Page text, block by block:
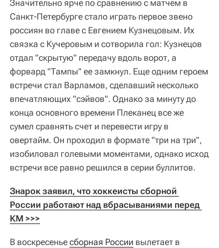
Значительно ярче по сравнению с матчем в
Санкт-Петербурге стало играть первое звено
россиян во главе с Евгением Кузнецовым. Их
связка с Кучеровым и сотворила гол: Кузнецов
отдал "скрытую" передачу вдоль ворот, а
форвард "Тампы" ее замкнул. Еще одним героем
встречи стал Варламов, сделавший несколько
впечатляющих "сэйвов". Однако за минуту до
конца основного времени Плеканец все же
сумел сравнять счет и перевести игру в
овертайм. Он проходил в формате "три на три",
изобиловал голевыми моментами, однако исход
встречи все равно решился в серии буллитов.
Знарок заявил, что хоккеисты сборной
России работают над вбрасываниями перед
КМ >>>
В воскресеньесборная России вылетает в